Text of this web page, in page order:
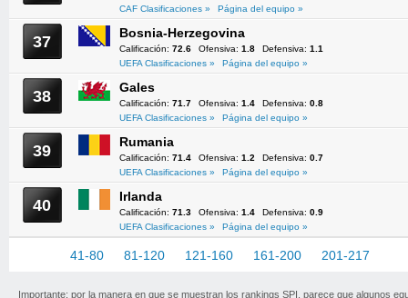
CAF Clasificaciones »
Página del equipo »
37 Bosnia-Herzegovina
Calificación: 72.6 Ofensiva: 1.8 Defensiva: 1.1
UEFA Clasificaciones »
Página del equipo »
38 Gales
Calificación: 71.7 Ofensiva: 1.4 Defensiva: 0.8
UEFA Clasificaciones »
Página del equipo »
39 Rumania
Calificación: 71.4 Ofensiva: 1.2 Defensiva: 0.7
UEFA Clasificaciones »
Página del equipo »
40 Irlanda
Calificación: 71.3 Ofensiva: 1.4 Defensiva: 0.9
UEFA Clasificaciones »
Página del equipo »
41-80 81-120 121-160 161-200 201-217
Importante: por la manera en que se muestran los rankings SPI, parece que algunos